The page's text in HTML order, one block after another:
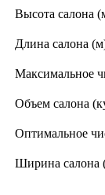
Высота салона
Длина салона
Максимальное
Объем салона
Оптимальное
Ширина салона